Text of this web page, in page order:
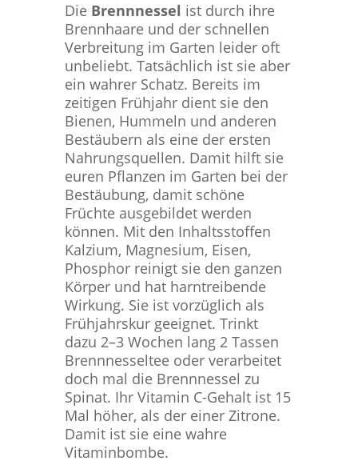
Die Brennnessel ist durch ihre
Brennhaare und der schnellen
Verbreitung im Garten leider oft
unbeliebt. Tatsächlich ist sie aber
ein wahrer Schatz. Bereits im
zeitigen Frühjahr dient sie den
Bienen, Hummeln und anderen
Bestäubern als eine der ersten
Nahrungsquellen. Damit hilft sie
euren Pflanzen im Garten bei der
Bestäubung, damit schöne
Früchte ausgebildet werden
können. Mit den Inhaltsstoffen
Kalzium, Magnesium, Eisen,
Phosphor reinigt sie den ganzen
Körper und hat harntreibende
Wirkung. Sie ist vorzüglich als
Frühjahrskur geeignet. Trinkt
dazu 2–3 Wochen lang 2 Tassen
Brennnesseltee oder verarbeitet
doch mal die Brennnessel zu
Spinat. Ihr Vitamin C-Gehalt ist 15
Mal höher, als der einer Zitrone.
Damit ist sie eine wahre
Vitaminbombe.